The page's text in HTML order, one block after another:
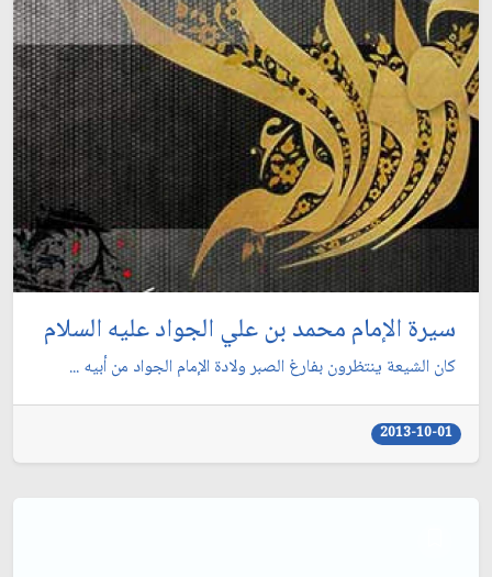
سيرة الإمام محمد بن علي الجواد عليه السلام
كان الشيعة ينتظرون بفارغ الصبر ولادة الإمام الجواد من أبيه ...
2013-10-01